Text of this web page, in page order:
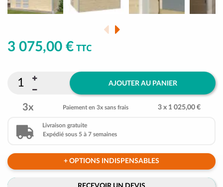
3 075,00 € TTC
AJOUTER AU PANIER
3x Paiement en 3x sans frais 3 x 1 025,00 €
Livraison gratuite
Expédié sous 5 à 7 semaines
+ OPTIONS INDISPENSABLES